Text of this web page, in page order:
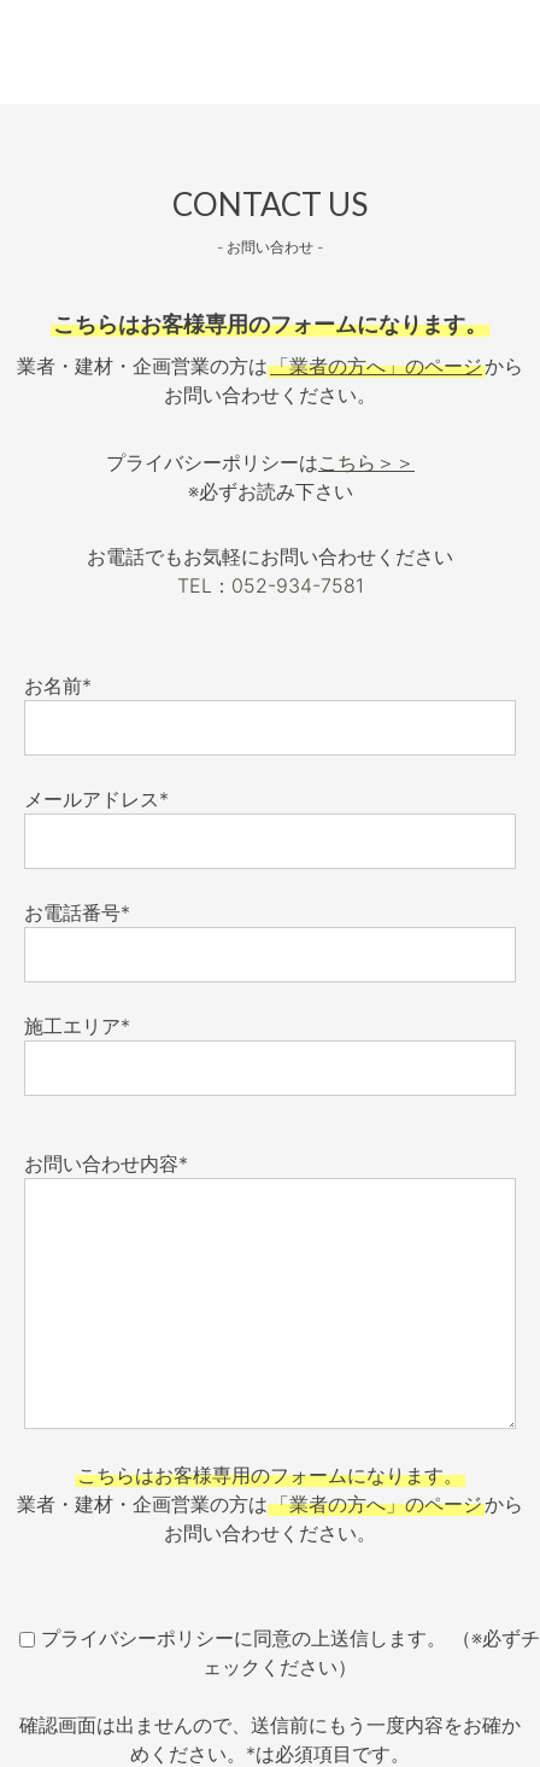
CONTACT US
- お問い合わせ -
こちらはお客様専用のフォームになります。
業者・建材・企画営業の方は「業者の方へ」のページから
お問い合わせください。
プライバシーポリシーはこちら＞＞
※必ずお読み下さい
お電話でもお気軽にお問い合わせください
TEL：052-934-7581
お名前*
メールアドレス*
お電話番号*
施工エリア*
お問い合わせ内容*
こちらはお客様専用のフォームになります。
業者・建材・企画営業の方は「業者の方へ」のページから
お問い合わせください。
プライバシーポリシーに同意の上送信します。 （※必ずチ
ェックください）
確認画面は出ませんので、送信前にもう一度内容をお確か
めください。*は必須項目です。